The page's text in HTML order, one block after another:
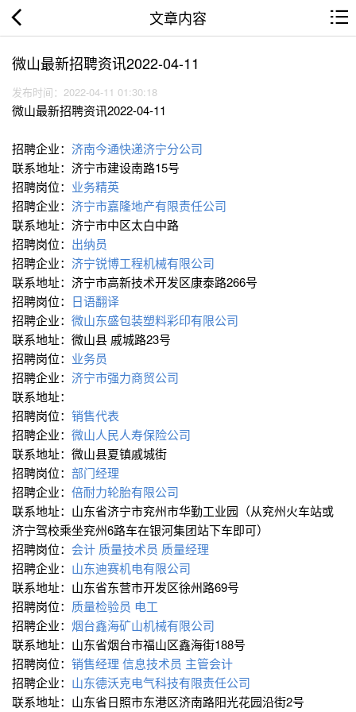
文章内容
微山最新招聘资讯2022-04-11
发布时间：2022-04-11 01:30:18
微山最新招聘资讯2022-04-11
招聘企业： 济南今通快递济宁分公司
联系地址：济宁市建设南路15号
招聘岗位： 业务精英
招聘企业： 济宁市嘉隆地产有限责任公司
联系地址：济宁市中区太白中路
招聘岗位： 出纳员
招聘企业： 济宁锐博工程机械有限公司
联系地址：济宁市高新技术开发区康泰路266号
招聘岗位： 日语翻译
招聘企业： 微山东盛包装塑料彩印有限公司
联系地址：微山县 戚城路23号
招聘岗位： 业务员
招聘企业： 济宁市强力商贸公司
联系地址：
招聘岗位： 销售代表
招聘企业： 微山人民人寿保险公司
联系地址：微山县夏镇戚城街
招聘岗位： 部门经理
招聘企业： 倍耐力轮胎有限公司
联系地址：山东省济宁市兖州市华勤工业园（从兖州火车站或
济宁驾校乘坐兖州6路车在银河集团站下车即可）
招聘岗位： 会计 质量技术员 质量经理
招聘企业： 山东迪赛机电有限公司
联系地址：山东省东营市开发区徐州路69号
招聘岗位： 质量检验员 电工
招聘企业： 烟台鑫海矿山机械有限公司
联系地址：山东省烟台市福山区鑫海街188号
招聘岗位： 销售经理 信息技术员 主管会计
招聘企业： 山东德沃克电气科技有限责任公司
联系地址：山东省日照市东港区济南路阳光花园沿街2号